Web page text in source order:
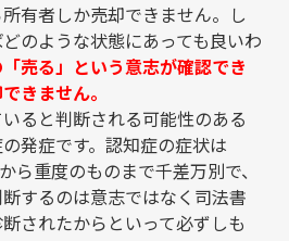
有者しか売却できません。し
のような状態にあっても良いわ
売る」という意志が確認でき
きません。
ると判断される可能性のある
発症です。認知症の症状は
ら重度のものまで千差万別で、
するのは意志ではなく司法書
されたからといって必ずしも